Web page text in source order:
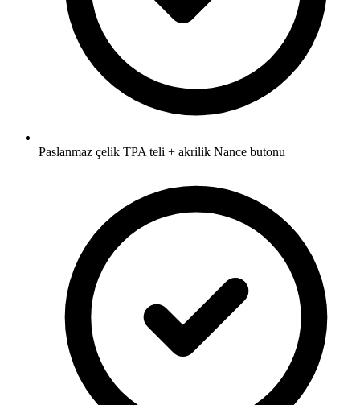
Paslanmaz çelik TPA teli + akrilik Nance butonu